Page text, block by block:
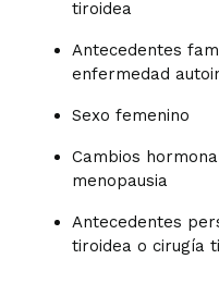
tiroidea
Antecedentes
enfermedad
Sexo femenino
Cambios
menopausia
Antecedentes
tiroidea o cirugía